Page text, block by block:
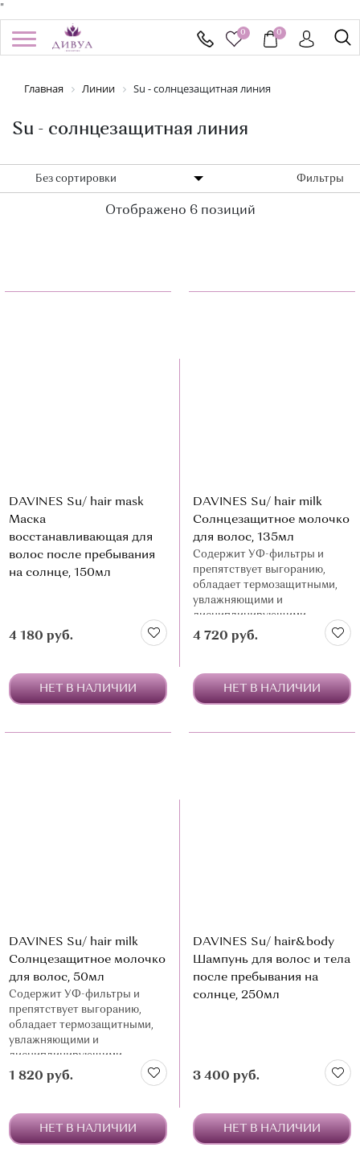
"
0 0
КАТАЛОГ
БРЕНДЫ
Здравствуйте! Что вы ищете?
Главная Линии Su - солнцезащитная линия
Su - солнцезащитная линия
Фильтры
Без сортировки
Отображено 6 позиций
DAVINES Su/ hair mask
Маска
восстанавливающая для
волос после пребывания
на солнце, 150мл
4 180 руб.
НЕТ В НАЛИЧИИ
DAVINES Su/ hair milk
Солнцезащитное молочко
для волос, 135мл
Содержит УФ-фильтры и
препятствует выгоранию,
обладает термозащитными,
увлажняющими и
дисциплинирующими
свойствами
4 720 руб.
НЕТ В НАЛИЧИИ
DAVINES Su/ hair milk
Солнцезащитное молочко
для волос, 50мл
Содержит УФ-фильтры и
препятствует выгоранию,
обладает термозащитными,
увлажняющими и
дисциплинирующими
свойствами
1 820 руб.
НЕТ В НАЛИЧИИ
DAVINES Su/ hair&body
Шампунь для волос и тела
после пребывания на
солнце, 250мл
3 400 руб.
НЕТ В НАЛИЧИИ